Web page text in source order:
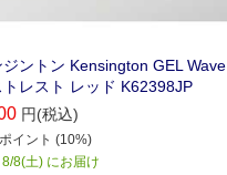
ントン Kensington GEL Wave
トレスト レッド K62398JP
円(税込)
ポイント (10%)
8(土) にお届け